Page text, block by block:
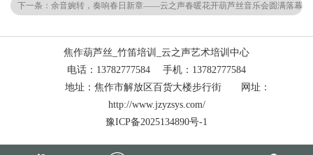
下一条：余音婉转，奏响春日新章——云之声春暖花开葫芦丝音乐会圆满落幕
焦作葫芦丝_竹笛培训_云之声艺术培训中心
电话：13782777584 手机：13782777584
地址：焦作市解放区百货大楼步行街 网址：
http://www.jzyzsys.com/
豫ICP备2025134890号-1